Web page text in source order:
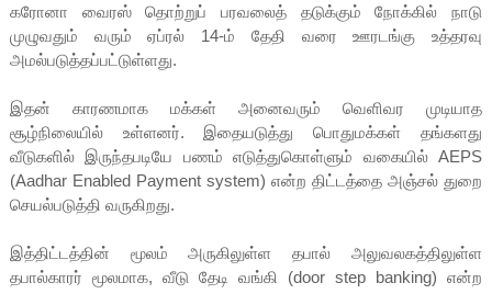
கரோனா வைரஸ் தொற்றுப் பரவலைத் தடுக்கும் நோக்கில் நாடு
முழுவதும் வரும் ஏப்ரல் 14-ம் தேதி வரை ஊரடங்கு உத்தரவு
அமல்படுத்தப்பட்டுள்ளது.
இதன் காரணமாக மக்கள் அனைவரும் வெளிவர முடியாத
சூழ்நிலையில் உள்ளனர். இதையடுத்து பொதுமக்கள் தங்களது
வீடுகளில் இருந்தபடியே பணம் எடுத்துகொள்ளும் வகையில் AEPS
(Aadhar Enabled Payment system) என்ற திட்டத்தை அஞ்சல் துறை
செயல்படுத்தி வருகிறது.
இத்திட்டத்தின் மூலம் அருகிலுள்ள தபால் அலுவலகத்திலுள்ள
தபால்காரர் மூலமாக, வீடு தேடி வங்கி (door step banking) என்ற